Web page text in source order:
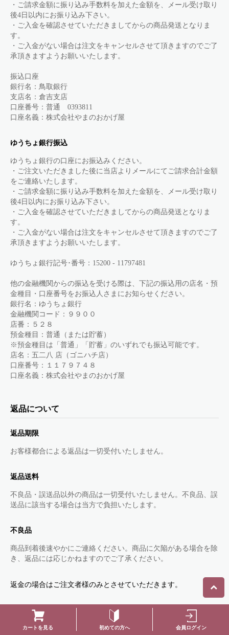
・ご請求金額に振り込み手数料を加えた金額を、メール受け取り
後4日以内にお振り込み下さい。
・ご入金を確認させていただきましてからの商品発送となりま
す。
・ご入金がない場合は注文をキャンセルさせて頂きますのでご了
承頂きますようお願いいたします。
振込口座
銀行名：鳥取銀行
支店名：倉吉支店
口座番号：普通 0393811
口座名義：株式会社やまのおかげ屋
ゆうちょ銀行振込
ゆうちょ銀行の口座にお振込みください。
・ご注文いただきました後に当店よりメールにてご請求合計金額
をご連絡いたします。
・ご請求金額に振り込み手数料を加えた金額を、メール受け取り
後4日以内にお振り込み下さい。
・ご入金を確認させていただきましてからの商品発送となりま
す。
・ご入金がない場合は注文をキャンセルさせて頂きますのでご了
承頂きますようお願いいたします。
ゆうちょ銀行記号･番号：15200 - 11797481
他の金融機関からの振込を受ける際は、下記の振込用の店名・預
金種目・口座番号をお振込人さまにお知らせください。
銀行名：ゆうちょ銀行
金融機関コード：９９００
店番：５２８
預金種目：普通（または貯蓄）
※預金種目は「普通」「貯蓄」のいずれでも振込可能です。
店名：五二八 店（ゴニハチ店）
口座番号：１１７９７４８
口座名義：株式会社やまのおかげ屋
返品について
返品期限
お客様都合による返品は一切受付いたしません。
返品送料
不良品・誤送品以外の商品は一切受付いたしません。不良品、誤
送品に該当する場合は当方で負担いたします。
不良品
商品到着後速やかにご連絡ください。商品に欠陥がある場合を除
き、返品には応じかねますのでご了承ください。
返金の場合はご注文者様のみとさせていただきます。
カートを見る 初めての方へ 会員ログイン